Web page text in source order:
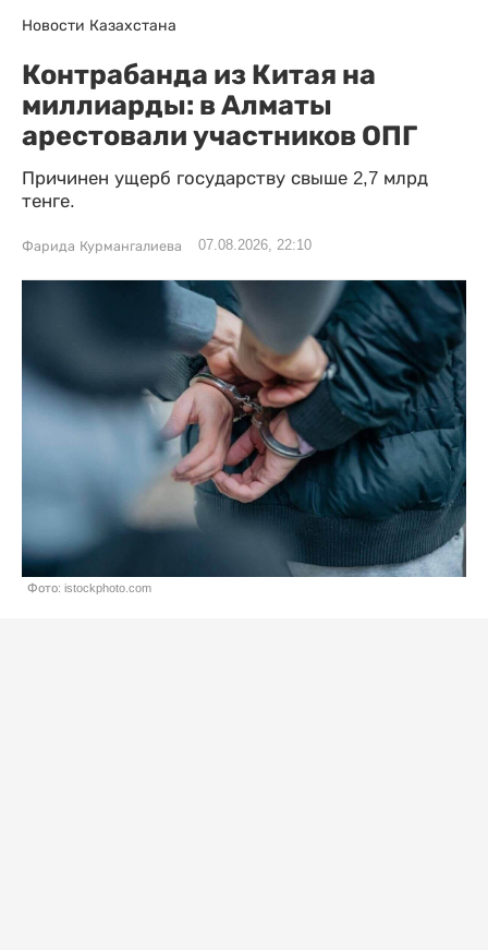
Новости Казахстана
Контрабанда из Китая на
миллиарды: в Алматы
арестовали участников ОПГ
Причинен ущерб государству свыше 2,7 млрд
тенге.
Фарида Курмангалиева 07.08.2026, 22:10
Фото: istockphoto.com